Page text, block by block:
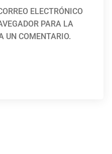
ELECTRÓNICO
PARA LA
UN COMENTARIO.